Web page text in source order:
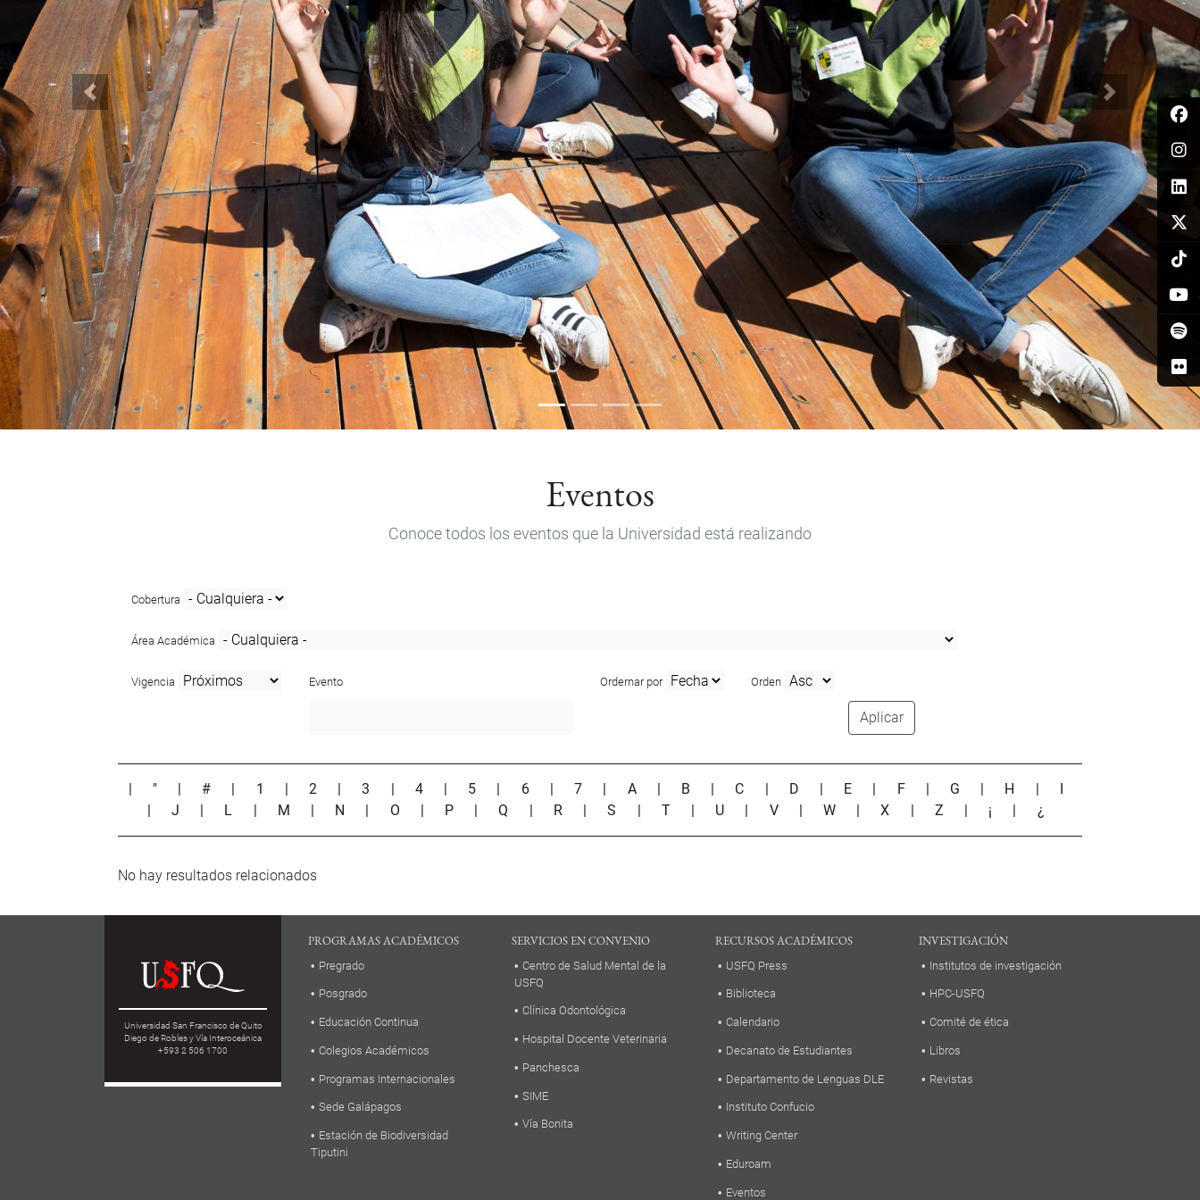
Anterior Siguiente
Eventos
Conoce todos los eventos que la Universidad está realizando
Cobertura
Área Académica
Vigencia Evento Ordernar por Orden
Aplicar
" # 1 2 |3 4 5 6 |7 A B C D E F G H
J L M N O P |Q R |S T U V W |X Z ¡ ¿
No hay resultados relacionados
Universidad San Francisco de Quito
Diego de Robles y Vía Interoceánica
+593 2 506 1700
PROGRAMAS ACADÉMICOS
Pregrado
Posgrado
Educación Continua
Colegios Académicos
Programas Internacionales
Sede Galápagos
Estación de Biodiversidad
Tiputini
SERVICIOS EN CONVENIO
Centro de Salud Mental de la
USFQ
Clínica Odontológica
Hospital Docente Veterinaria
Panchesca
SIME
Vía Bonita
RECURSOS ACADÉMICOS
USFQ Press
Biblioteca
Calendario
Decanato de Estudiantes
Departamento de Lenguas DLE
Instituto Confucio
Writing Center
Eduroam
Eventos
INVESTIGACIÓN
Institutos de investigación
HPC-USFQ
Comité de ética
Libros
Revistas